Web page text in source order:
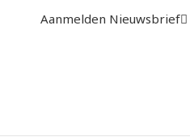
Aanmelden Nieuwsbrief